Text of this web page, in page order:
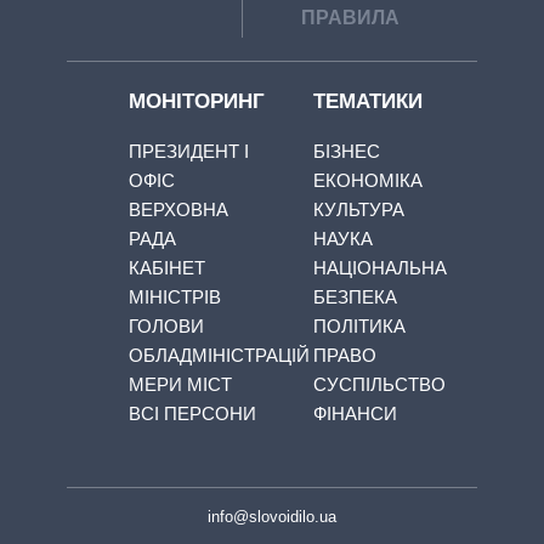
ПРАВИЛА
МОНІТОРИНГ
ПРЕЗИДЕНТ І
ОФІС
ВЕРХОВНА
РАДА
КАБІНЕТ
МІНІСТРІВ
ГОЛОВИ
ОБЛАДМІНІСТРАЦІЙ
МЕРИ МІСТ
ВСІ ПЕРСОНИ
ТЕМАТИКИ
БІЗНЕС
ЕКОНОМІКА
КУЛЬТУРА
НАУКА
НАЦІОНАЛЬНА
БЕЗПЕКА
ПОЛІТИКА
ПРАВО
СУСПІЛЬСТВО
ФІНАНСИ
info@slovoidilo.ua